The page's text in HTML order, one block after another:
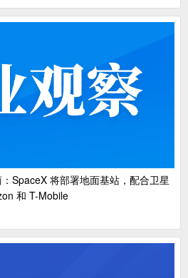
SpaceX 将部署地面基站，配合卫星
和 T-Mobile